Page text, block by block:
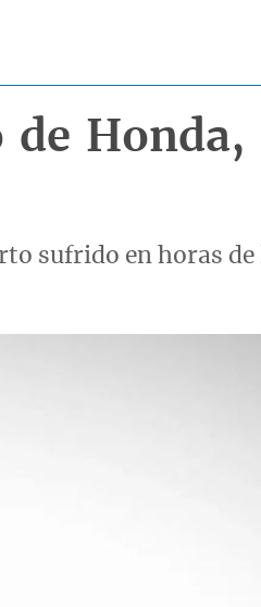
Honda,
sufrido en horas de